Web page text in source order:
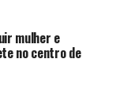
mulher e
no centro de